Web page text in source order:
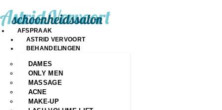
AFSPRAAK
ASTRID VERVOORT
BEHANDELINGEN
DAMES
ONLY MEN
MASSAGE
ACNE
MAKE-UP